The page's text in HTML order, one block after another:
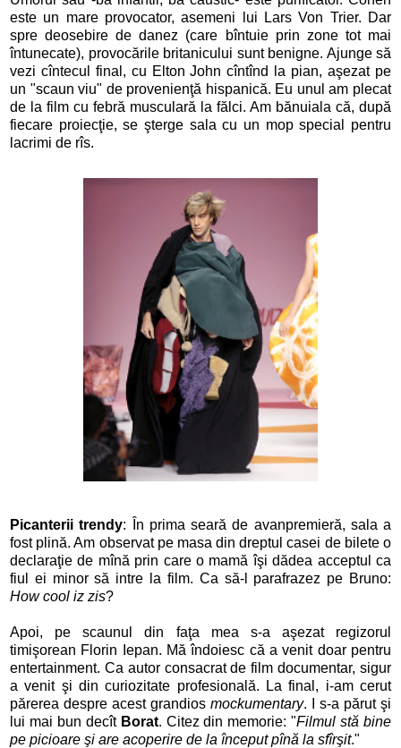
este un mare provocator, asemeni lui Lars Von Trier. Dar
spre deosebire de danez (care bîntuie prin zone tot mai
întunecate), provocările britanicului sunt benigne. Ajunge să
vezi cîntecul final, cu Elton John cîntînd la pian, aşezat pe
un "scaun viu" de provenienţă hispanică. Eu unul am plecat
de la film cu febră musculară la fălci. Am bănuiala că, după
fiecare proiecţie, se şterge sala cu un mop special pentru
lacrimi de rîs.
Picanterii trendy: În prima seară de avanpremieră, sala a
fost plină. Am observat pe masa din dreptul casei de bilete o
declaraţie de mînă prin care o mamă îşi dădea acceptul ca
fiul ei minor să intre la film. Ca să-l parafrazez pe Bruno:
How cool iz zis?
Apoi, pe scaunul din faţa mea s-a aşezat regizorul
timişorean Florin Iepan. Mă îndoiesc că a venit doar pentru
entertainment. Ca autor consacrat de film documentar, sigur
a venit şi din curiozitate profesională. La final, i-am cerut
părerea despre acest grandios mockumentary. I s-a părut şi
lui mai bun decît Borat. Citez din memorie: "Filmul stă bine
pe picioare şi are acoperire de la început pînă la sfîrşit."